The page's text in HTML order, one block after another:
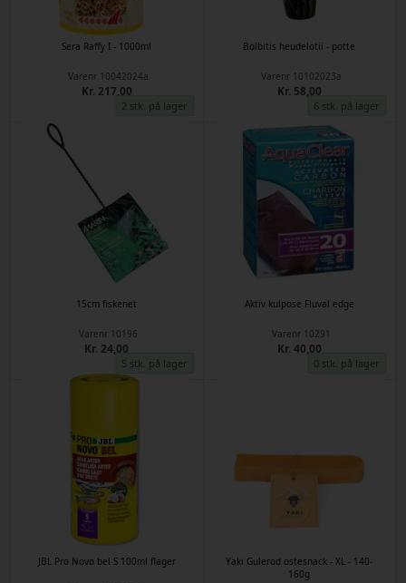
2 stk. på lager
Sera Raffy I - 1000ml
Varenr 10042024a
Kr. 217,00
6 stk. på lager
Bolbitis heudelotii - potte
Varenr 10102023a
Kr. 58,00
5 stk. på lager
15cm fiskenet
Varenr 10196
Kr. 24,00
0 stk. på lager
Aktiv kulpose Fluval edge
Varenr 10291
Kr. 40,00
JBL Pro Novo bel S 100ml flager
Yaki Gulerod ostesnack - XL - 140-
160g